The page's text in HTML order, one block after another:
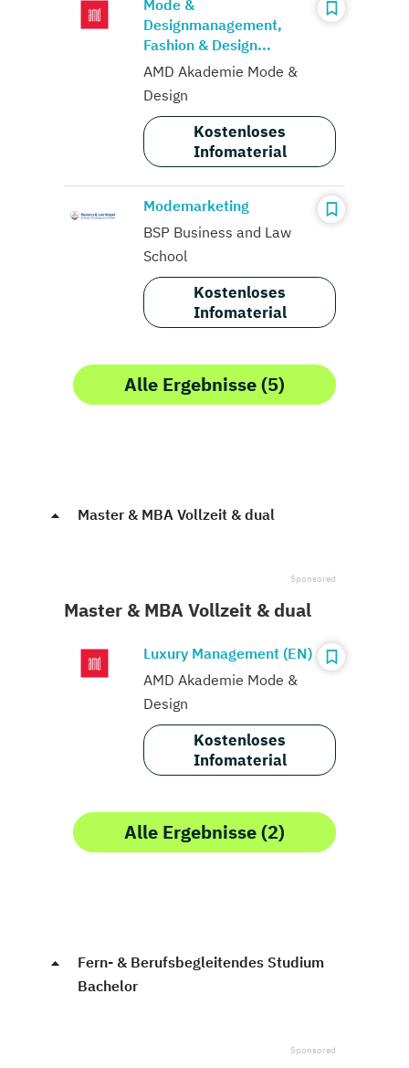
Mode &
Designmanagement,
Fashion & Design...
AMD Akademie Mode &
Design
Kostenloses
Infomaterial
Modemarketing
BSP Business and Law
School
Kostenloses
Infomaterial
Alle Ergebnisse (5)
Master & MBA Vollzeit & dual
Master & MBA Vollzeit & dual
Luxury Management (EN)
AMD Akademie Mode &
Design
Kostenloses
Infomaterial
Alle Ergebnisse (2)
Fern- & Berufsbegleitendes Studium
Bachelor